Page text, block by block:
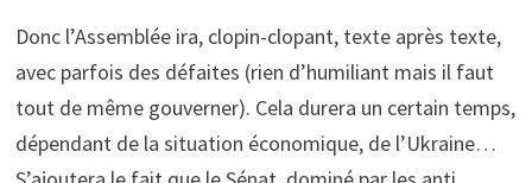
Donc l’Assemblée ira, clopin-clopant, texte après texte,
avec parfois des défaites (rien d’humiliant mais il faut
tout de même gouverner). Cela durera un certain temps,
dépendant de la situation économique, de l’Ukraine…